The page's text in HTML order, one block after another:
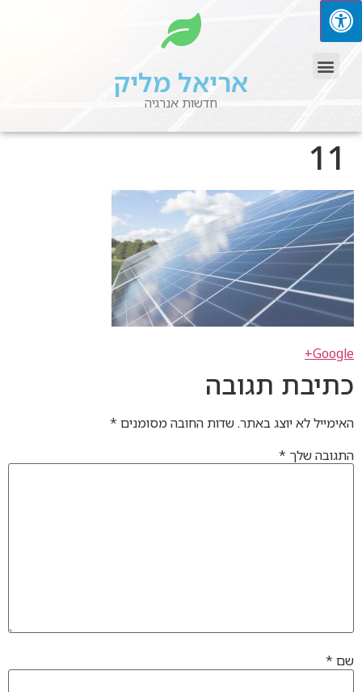
אריאל מליק
חדשות אנרגיה
11
Google+
כתיבת תגובה
האימייל לא יוצג באתר.שדות החובה מסומנים *
התגובה שלך *
שם *